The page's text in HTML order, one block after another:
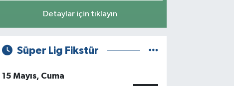
Detaylar için tıklayın
Süper Lig Fikstür
15 Mayıs, Cuma